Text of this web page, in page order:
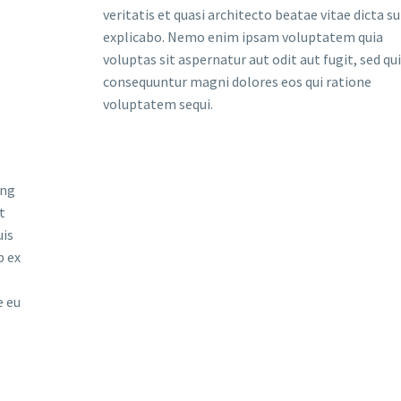
veritatis et quasi architecto beatae vitae dicta
explicabo. Nemo enim ipsam voluptatem quia
voluptas sit aspernatur aut odit aut fugit, sed
consequuntur magni dolores eos qui ratione
voluptatem sequi.
ex
eu